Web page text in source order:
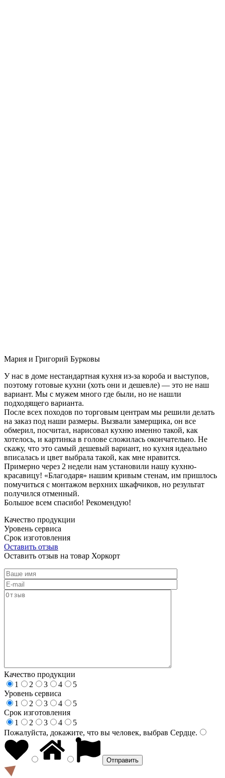
Мария и Григорий Бурковы
У нас в доме нестандартная кухня из-за короба и выступов,
поэтому готовые кухни (хоть они и дешевле) — это не наш
вариант. Мы с мужем много где были, но не нашли
подходящего варианта.
После всех походов по торговым центрам мы решили делать
на заказ под наши размеры. Вызвали замерщика, он все
обмерил, посчитал, нарисовал кухню именно такой, как
хотелось, и картинка в голове сложилась окончательно. Не
скажу, что это самый дешевый вариант, но кухня идеально
вписалась и цвет выбрала такой, как мне нравится.
Примерно через 2 недели нам установили нашу кухню-
красавицу! «Благодаря» нашим кривым стенам, им пришлось
помучиться с монтажом верхних шкафчиков, но результат
получился отменный.
Большое всем спасибо! Рекомендую!
Качество продукции
Уровень сервиса
Срок изготовления
Оставить отзыв
Оставить отзыв на товар Хоркорт
Качество продукции
1
2 3 4
5
Уровень сервиса
1
2 3 4
5
Срок изготовления
1
2 3 4
5
Пожалуйста, докажите, что вы человек, выбрав Сердце.